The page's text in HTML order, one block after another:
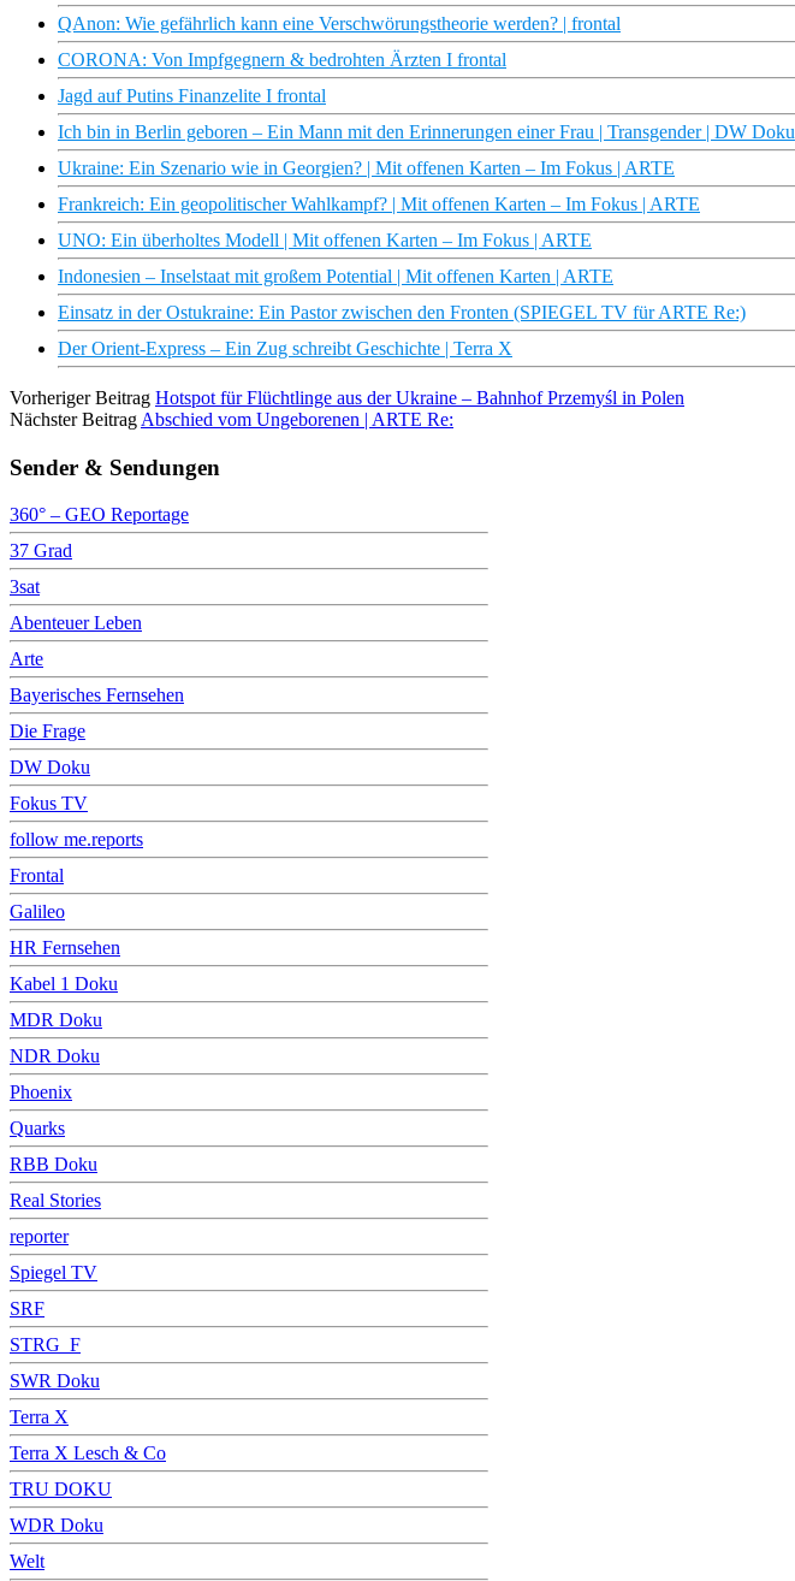
QAnon: Wie gefährlich kann eine Verschwörungstheorie werden? | frontal
CORONA: Von Impfgegnern & bedrohten Ärzten I frontal
Jagd auf Putins Finanzelite I frontal
Ich bin in Berlin geboren – Ein Mann mit den Erinnerungen einer Frau | Transgender | DW Doku
Ukraine: Ein Szenario wie in Georgien? | Mit offenen Karten – Im Fokus | ARTE
Frankreich: Ein geopolitischer Wahlkampf? | Mit offenen Karten – Im Fokus | ARTE
UNO: Ein überholtes Modell | Mit offenen Karten – Im Fokus | ARTE
Indonesien – Inselstaat mit großem Potential | Mit offenen Karten | ARTE
Einsatz in der Ostukraine: Ein Pastor zwischen den Fronten (SPIEGEL TV für ARTE Re:)
Der Orient-Express – Ein Zug schreibt Geschichte | Terra X
Vorheriger Beitrag Hotspot für Flüchtlinge aus der Ukraine – Bahnhof Przemyśl in Polen
Nächster Beitrag Abschied vom Ungeborenen | ARTE Re:
Sender & Sendungen
360° – GEO Reportage
37 Grad
3sat
Abenteuer Leben
Arte
Bayerisches Fernsehen
Die Frage
DW Doku
Fokus TV
follow me.reports
Frontal
Galileo
HR Fernsehen
Kabel 1 Doku
MDR Doku
NDR Doku
Phoenix
Quarks
RBB Doku
Real Stories
reporter
Spiegel TV
SRF
STRG_F
SWR Doku
Terra X
Terra X Lesch & Co
TRU DOKU
WDR Doku
Welt